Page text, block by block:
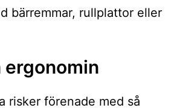
bärremmar, rullplattor eller
ergonomin
risker förenade med så